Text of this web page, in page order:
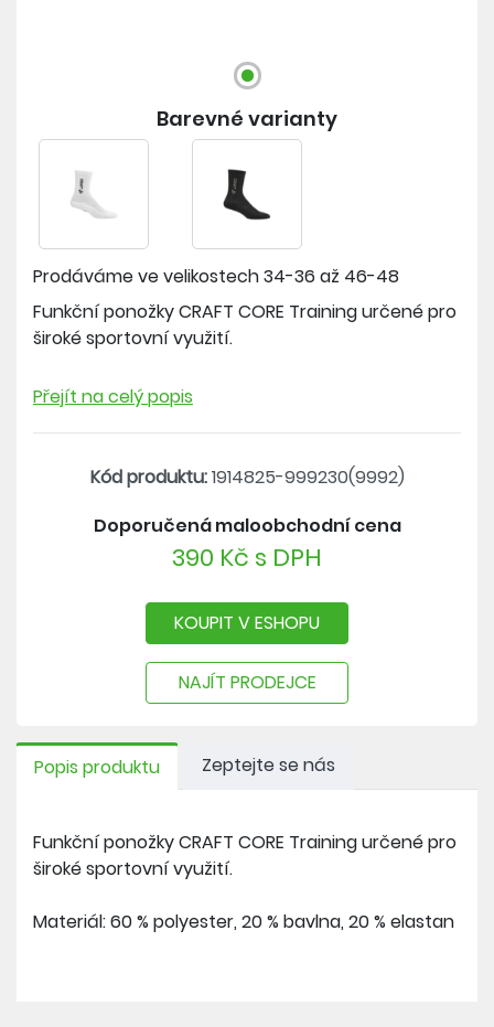
Funkční ponožky CRAFT CORE Training určené pro
široké sportovní využití.
Materiál: 60 % polyester, 20 % bavlna, 20 % elastan
Přejít na celý popis
Prodáváme ve velikostech34-36 až 46-48
Barevné varianty
Kód produktu:1914825-999230(9992)
Doporučená maloobchodní cena
390 Kč s DPH
KOUPIT V ESHOPU
NAJÍT PRODEJCE
Popis produktu Zeptejte se nás
Funkční ponožky CRAFT CORE Training určené pro
široké sportovní využití.
Materiál: 60 % polyester, 20 % bavlna, 20 % elastan